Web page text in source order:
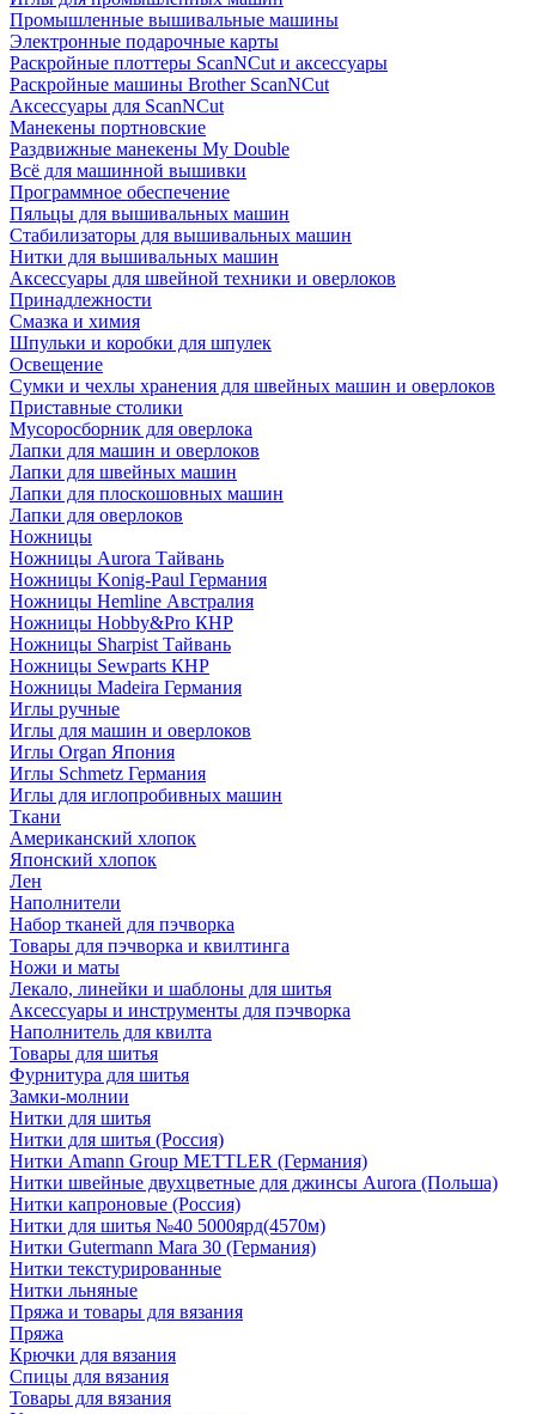
Промышленные вышивальные машины
Электронные подарочные карты
Раскройные плоттеры ScanNCut и аксессуары
Раскройные машины Brother ScanNCut
Аксессуары для ScanNCut
Манекены портновские
Раздвижные манекены My Double
Всё для машинной вышивки
Программное обеспечение
Пяльцы для вышивальных машин
Стабилизаторы для вышивальных машин
Нитки для вышивальных машин
Аксессуары для швейной техники и оверлоков
Принадлежности
Смазка и химия
Шпульки и коробки для шпулек
Освещение
Сумки и чехлы хранения для швейных машин и оверлоков
Приставные столики
Мусоросборник для оверлока
Лапки для машин и оверлоков
Лапки для швейных машин
Лапки для плоскошовных машин
Лапки для оверлоков
Ножницы
Ножницы Aurora Тайвань
Ножницы Konig-Paul Германия
Ножницы Hemline Австралия
Ножницы Hobby&Pro КНР
Ножницы Sharpist Тайвань
Ножницы Sewparts КНР
Ножницы Madeira Германия
Иглы ручные
Иглы для машин и оверлоков
Иглы Organ Япония
Иглы Schmetz Германия
Иглы для иглопробивных машин
Ткани
Американский хлопок
Японский хлопок
Лен
Наполнители
Набор тканей для пэчворка
Товары для пэчворка и квилтинга
Ножи и маты
Лекало, линейки и шаблоны для шитья
Аксессуары и инструменты для пэчворка
Наполнитель для квилта
Товары для шитья
Фурнитура для шитья
Замки-молнии
Нитки для шитья
Нитки для шитья (Россия)
Нитки Amann Group METTLER (Германия)
Нитки швейные двухцветные для джинсы Aurora (Польша)
Нитки капроновые (Россия)
Нитки для шитья №40 5000ярд(4570м)
Нитки Gutermann Mara 30 (Германия)
Нитки текстурированные
Нитки льняные
Пряжа и товары для вязания
Пряжа
Крючки для вязания
Спицы для вязания
Товары для вязания